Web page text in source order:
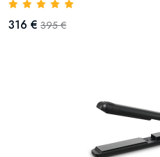
316 € 395 €